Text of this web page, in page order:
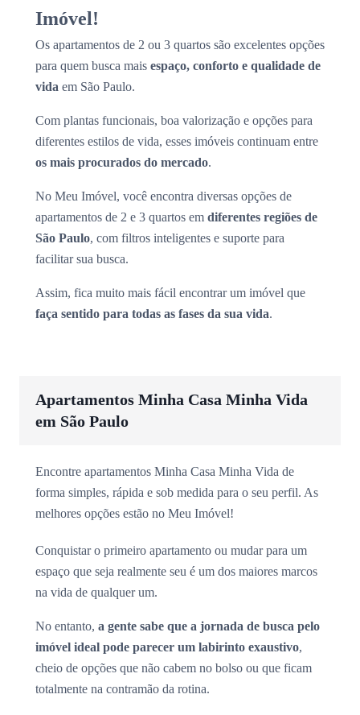
Imóvel!
Os apartamentos de 2 ou 3 quartos são excelentes opções
para quem busca mais espaço, conforto e qualidade de
vida em São Paulo.
Com plantas funcionais, boa valorização e opções para
diferentes estilos de vida, esses imóveis continuam entre
os mais procurados do mercado.
No Meu Imóvel, você encontra diversas opções de
apartamentos de 2 e 3 quartos em diferentes regiões de
São Paulo, com filtros inteligentes e suporte para
facilitar sua busca.
Assim, fica muito mais fácil encontrar um imóvel que
faça sentido para todas as fases da sua vida.
Apartamentos Minha Casa Minha Vida
em São Paulo
Encontre apartamentos Minha Casa Minha Vida de
forma simples, rápida e sob medida para o seu perfil. As
melhores opções estão no Meu Imóvel!
Conquistar o primeiro apartamento ou mudar para um
espaço que seja realmente seu é um dos maiores marcos
na vida de qualquer um.
No entanto, a gente sabe que a jornada de busca pelo
imóvel ideal pode parecer um labirinto exaustivo,
cheio de opções que não cabem no bolso ou que ficam
totalmente na contramão da rotina.